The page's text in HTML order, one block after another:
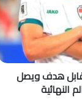
مقابل هدف ويصل
النهائية